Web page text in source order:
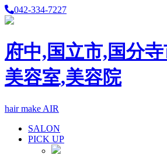
042-334-7227
府中,国立市,国分
美容室,美容院
hair make AIR
SALON
PICK UP